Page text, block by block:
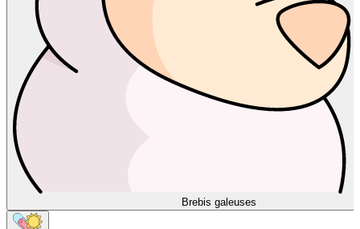
Brebis galeuses